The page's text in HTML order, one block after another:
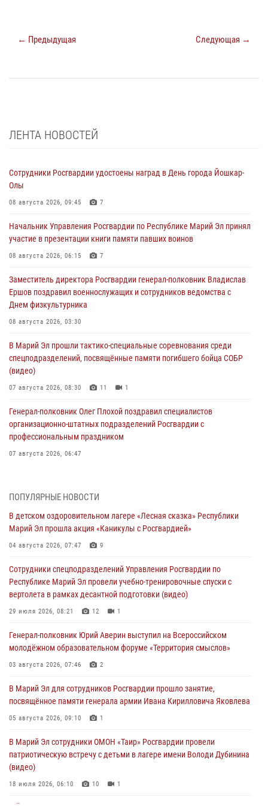
← Предыдущая Следующая →
ЛЕНТА НОВОСТЕЙ
Сотрудники Росгвардии удостоены наград в День города Йошкар-
Олы
08 августа 2026, 09:45 7
Начальник Управления Росгвардии по Республике Марий Эл принял
участие в презентации книги памяти павших воинов
08 августа 2026, 06:15 7
Заместитель директора Росгвардии генерал-полковник Владислав
Ершов поздравил военнослужащих и сотрудников ведомства с
Днем физкультурника
08 августа 2026, 03:30
В Марий Эл прошли тактико-специальные соревнования среди
спецподразделений, посвящённые памяти погибшего бойца СОБР
(видео)
07 августа 2026, 08:30 11 1
Генерал-полковник Олег Плохой поздравил специалистов
организационно-штатных подразделений Росгвардии с
профессиональным праздником
07 августа 2026, 06:47
Всероссийском семинаре в Нижнем Новгороде (видео)
07 августа 2026, 06:25 8 1
Команда «Росгвардия» принимает участие в военно-спортивном
07 августа 2026, 05:43 10
Представитель вневедомственной охраны Управления Росгвардии
по Республике Марий Эл принял участие в учебно-методическом
06 августа 2026, 09:37 10
В Марий Эл сотрудники ЛРР Росгвардии за прошедший месяц
06 августа 2026, 08:00
В Марий Эл сотрудники вневедомственной охраны Росгвардии за
05 августа 2026, 09:44
ПОПУЛЯРНЫЕ НОВОСТИ
В детском оздоровительном лагере «Лесная сказка» Республики
Марий Эл прошла акция «Каникулы с Росгвардией»
04 августа 2026, 07:47 9
Сотрудники спецподразделений Управления Росгвардии по
Республике Марий Эл провели учебно-тренировочные спуски с
вертолета в рамках десантной подготовки (видео)
29 июля 2026, 08:21 12 1
Генерал-полковник Юрий Аверин выступил на Всероссийском
молодёжном образовательном форуме «Территория смыслов»
03 августа 2026, 07:46 2
В Марий Эл для сотрудников Росгвардии прошло занятие,
посвящённое памяти генерала армии Ивана Кирилловича Яковлева
05 августа 2026, 09:10 1
В Марий Эл сотрудники ОМОН «Таир» Росгвардии провели
патриотическую встречу с детьми в лагере имени Володи Дубинина
(видео)
18 июля 2026, 06:10 10 1